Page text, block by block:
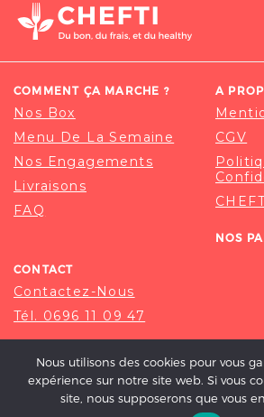
COMMENT ÇA MARCHE ?
Nos Box
Menu De La Semaine
Nos Engagements
Livraisons
FAQ
A
CGV
NOS
CONTACT
Contactez-Nous
Tél. 0696 11 09 47
Nous utilisons des cookies pour vous
expérience sur notre site web. Si vous
site, nous supposerons que vous